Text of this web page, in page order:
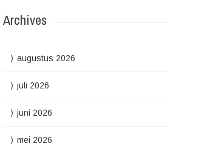
Archives
augustus 2026
juli 2026
juni 2026
mei 2026